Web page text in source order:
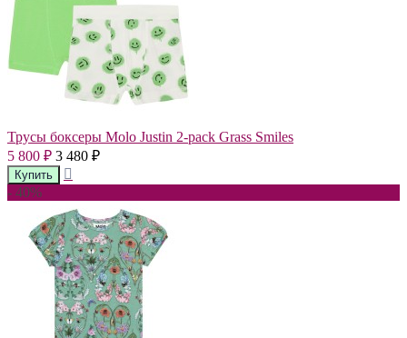
Трусы боксеры Molo Justin 2-pack Grass Smiles
5 800 ₽ 3 480 ₽
- 40%